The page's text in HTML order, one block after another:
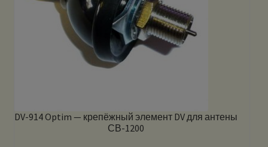
DV-914 Optim — крепёжный элемент DV для антены
СВ-1200